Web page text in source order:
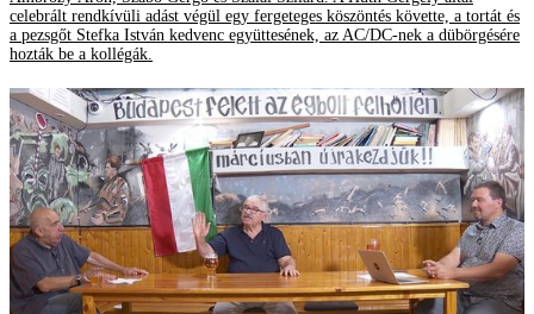
celebrált rendkívüli adást végül egy fergeteges köszöntés követte, a tortát és
a pezsgőt Stefka István kedvenc együttesének, az AC/DC-nek a dübörgésére
hozták be a kollégák.